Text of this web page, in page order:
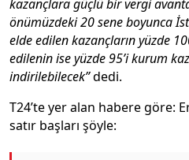
kazançlara güçlü bir vergi
önümüzdeki 20 sene boyunca
elde edilen kazançların yüzde
edilenin ise yüzde 95’i kurum
indirilebilecek”dedi.
T24’te yer alan habere göre:
satır başları şöyle: